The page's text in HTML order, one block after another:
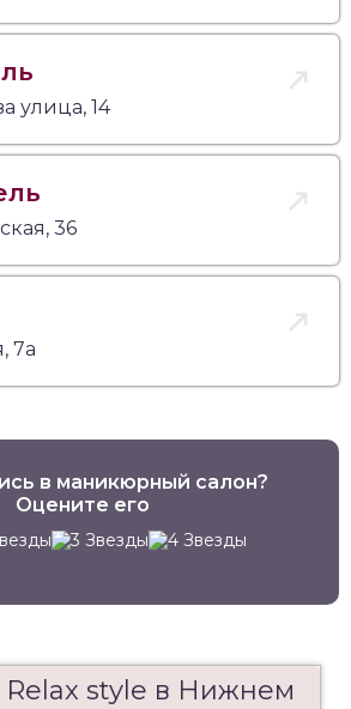
улица, 14
36
7а
в маникюрный салон?
Оцените его
style в Нижнем